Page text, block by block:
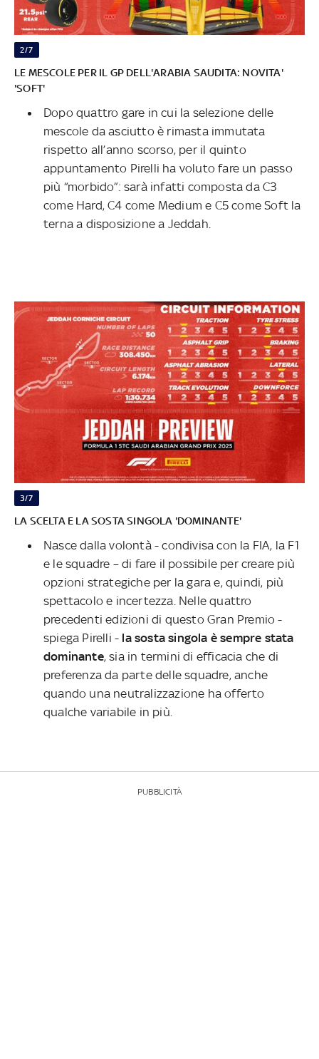
2/7
LE MESCOLE PER IL GP DELL'ARABIA SAUDITA: NOVITA'
'SOFT'
Dopo quattro gare in cui la selezione delle
mescole da asciutto è rimasta immutata
rispetto all’anno scorso, per il quinto
appuntamento Pirelli ha voluto fare un passo
più “morbido”: sarà infatti composta da C3
come Hard, C4 come Medium e C5 come Soft la
terna a disposizione a Jeddah.
3/7
LA SCELTA E LA SOSTA SINGOLA 'DOMINANTE'
Nasce dalla volontà - condivisa con la FIA, la F1
e le squadre – di fare il possibile per creare più
opzioni strategiche per la gara e, quindi, più
spettacolo e incertezza. Nelle quattro
precedenti edizioni di questo Gran Premio -
spiega Pirelli - la sosta singola è sempre stata
dominante, sia in termini di efficacia che di
preferenza da parte delle squadre, anche
quando una neutralizzazione ha offerto
qualche variabile in più.
PUBBLICITÀ